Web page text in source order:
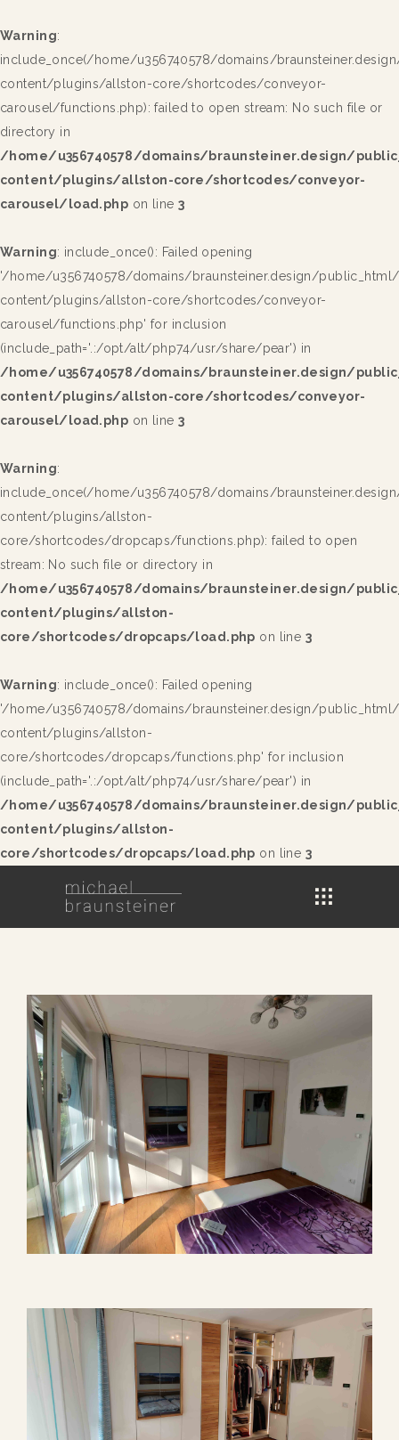
Warning:
include_once(/home/u356740578/domains/
content/plugins/allston-core/shortcodes/conveyor-
carousel/functions.php): failed to open stream: No such file or
directory in
/home/u356740578/domains/braunsteiner.design/
content/plugins/allston-core/shortcodes/conveyor-
carousel/load.php on line 3
Warning: include_once(): Failed opening
'/home/u356740578/domains/braunsteiner.design/
content/plugins/allston-core/shortcodes/conveyor-
carousel/functions.php' for inclusion
(include_path='.:/opt/alt/php74/usr/share/pear') in
/home/u356740578/domains/braunsteiner.design/
content/plugins/allston-core/shortcodes/conveyor-
carousel/load.php on line 3
Warning:
include_once(/home/u356740578/domains/
content/plugins/allston-
core/shortcodes/dropcaps/functions.php): failed to open
stream: No such file or directory in
/home/u356740578/domains/braunsteiner.design/
content/plugins/allston-
core/shortcodes/dropcaps/load.php on line 3
Warning: include_once(): Failed opening
'/home/u356740578/domains/braunsteiner.design/
content/plugins/allston-
core/shortcodes/dropcaps/functions.php' for inclusion
(include_path='.:/opt/alt/php74/usr/share/pear') in
/home/u356740578/domains/braunsteiner.design/
content/plugins/allston-
core/shortcodes/dropcaps/load.php on line 3